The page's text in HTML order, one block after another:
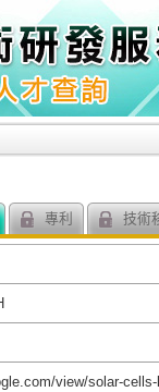
專利 技術
view/solar-